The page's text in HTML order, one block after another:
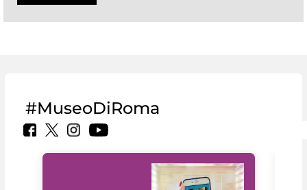
#MuseoDiRoma